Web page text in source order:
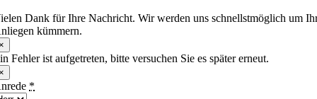
Dank für Ihre Nachricht. Wir werden uns schnellstmöglich um
kümmern.
Fehler ist aufgetreten, bitte versuchen Sie es später erneut.
*